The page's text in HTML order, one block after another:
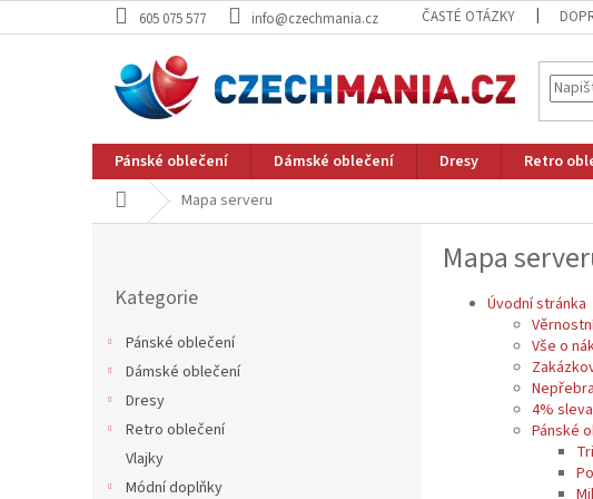
na
605 075 577 info@czechmania.cz ČASTÉ OTÁZKY
Pánské oblečení Dámské oblečení Dresy Retro
Domů Mapa serveru
kategorie
Kategorie
Pánské oblečení
Dámské oblečení
Dresy
Retro oblečení
Vlajky
Módní doplňky
Mapa
Úvodní stránka
Vše o
4%
Pánské